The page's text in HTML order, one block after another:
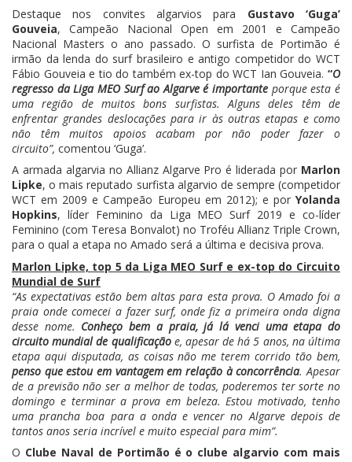
Destaque nos convites algarvios para Gustavo ‘Guga’
Gouveia, Campeão Nacional Open em 2001 e Campeão
Nacional Masters o ano passado. O surfista de Portimão é
irmão da lenda do surf brasileiro e antigo competidor do WCT
Fábio Gouveia e tio do também ex-top do WCT Ian Gouveia. “O
regresso da Liga MEO Surf ao Algarve é importante porque esta é
uma região de muitos bons surfistas. Alguns deles têm de
enfrentar grandes deslocações para ir às outras etapas e como
não têm muitos apoios acabam por não poder fazer o
circuito”, comentou ‘Guga’.
A armada algarvia no Allianz Algarve Pro é liderada por Marlon
Lipke, o mais reputado surfista algarvio de sempre (competidor
WCT em 2009 e Campeão Europeu em 2012); e por Yolanda
Hopkins, líder Feminino da Liga MEO Surf 2019 e co-líder
Feminino (com Teresa Bonvalot) no Troféu Allianz Triple Crown,
para o qual a etapa no Amado será a última e decisiva prova.
Marlon Lipke, top 5 da Liga MEO Surf e ex-top do Circuito
Mundial de Surf
“As expectativas estão bem altas para esta prova. O Amado foi a
praia onde comecei a fazer surf, onde fiz a primeira onda digna
desse nome. Conheço bem a praia, já lá venci uma etapa do
circuito mundial de qualificaçãoe, apesar de há 5 anos, na última
etapa aqui disputada, as coisas não me terem corrido tão bem,
penso que estou em vantagem em relação à concorrência. Apesar
de a previsão não ser a melhor de todas, poderemos ter sorte no
domingo e terminar a prova em beleza. Estou motivado, tenho
uma prancha boa para a onda e vencer no Algarve depois de
tantos anos seria incrível e muito especial para mim”.
O Clube Naval de Portimão é o clube algarvio com mais